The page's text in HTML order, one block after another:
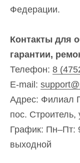
Федерации.
Контакты для
гарантии,
Телефон: 8
E-mail:
Адрес: Филиал
пос.
График: Пн–Пт:
выходной